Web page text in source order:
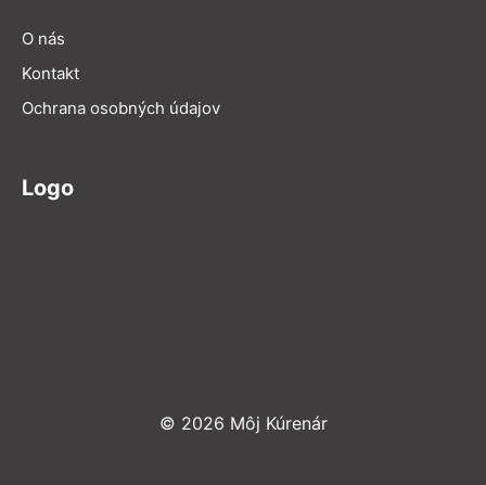
O nás
Kontakt
Ochrana osobných údajov
Logo
© 2026 Môj Kúrenár